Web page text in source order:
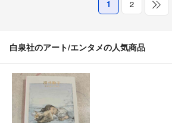
1 2
白泉社のアート/エンタメの人気商品